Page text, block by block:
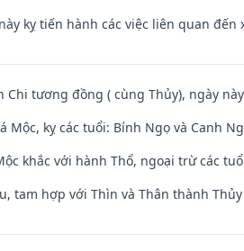
kỵ tiến hành các việc liên quan
Chi tương đồng ( cùng Thủy), ngày
Mộc, kỵ các tuổi: Bính Ngọ và Canh
khắc với hành Thổ, ngoại trừ các
tam hợp với Thìn và Thân thành